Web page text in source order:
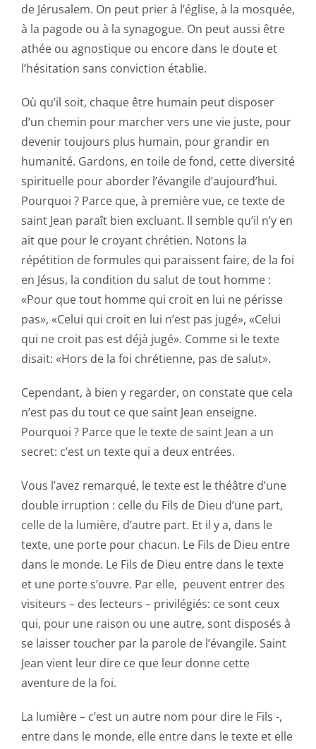
de Jérusalem. On peut prier à l’église, à la mosquée,
à la pagode ou à la synagogue. On peut aussi être
athée ou agnostique ou encore dans le doute et
l’hésitation sans conviction établie.
Où qu’il soit, chaque être humain peut disposer
d’un chemin pour marcher vers une vie juste, pour
devenir toujours plus humain, pour grandir en
humanité. Gardons, en toile de fond, cette diversité
spirituelle pour aborder l’évangile d’aujourd’hui.
Pourquoi ? Parce que, à première vue, ce texte de
saint Jean paraît bien excluant. Il semble qu’il n’y en
ait que pour le croyant chrétien. Notons la
répétition de formules qui paraissent faire, de la foi
en Jésus, la condition du salut de tout homme :
«Pour que tout homme qui croit en lui ne périsse
pas», «Celui qui croit en lui n’est pas jugé», «Celui
qui ne croit pas est déjà jugé». Comme si le texte
disait: «Hors de la foi chrétienne, pas de salut».
Cependant, à bien y regarder, on constate que cela
n’est pas du tout ce que saint Jean enseigne.
Pourquoi ? Parce que le texte de saint Jean a un
secret: c’est un texte qui a deux entrées.
Vous l’avez remarqué, le texte est le théâtre d’une
double irruption : celle du Fils de Dieu d’une part,
celle de la lumière, d’autre part. Et il y a, dans le
texte, une porte pour chacun. Le Fils de Dieu entre
dans le monde. Le Fils de Dieu entre dans le texte
et une porte s’ouvre. Par elle, peuvent entrer des
visiteurs – des lecteurs – privilégiés: ce sont ceux
qui, pour une raison ou une autre, sont disposés à
se laisser toucher par la parole de l’évangile. Saint
Jean vient leur dire ce que leur donne cette
aventure de la foi.
La lumière – c’est un autre nom pour dire le Fils -,
entre dans le monde, elle entre dans le texte et elle